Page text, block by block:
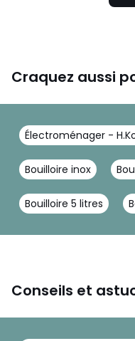
Craquez aussi
Électroménager -
Bouilloire inox
Bouilloire 5 litres
Conseils et